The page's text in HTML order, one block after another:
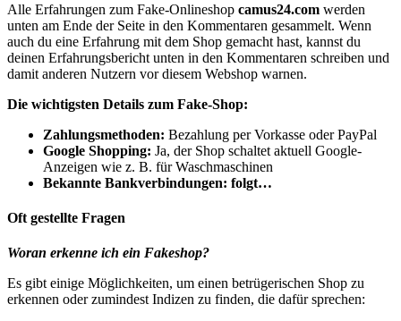
Alle Erfahrungen zum Fake-Onlineshop camus24.com werden
unten am Ende der Seite in den Kommentaren gesammelt. Wenn
auch du eine Erfahrung mit dem Shop gemacht hast, kannst du
deinen Erfahrungsbericht unten in den Kommentaren schreiben und
damit anderen Nutzern vor diesem Webshop warnen.
Die wichtigsten Details zum Fake-Shop:
Zahlungsmethoden: Bezahlung per Vorkasse oder PayPal
Google Shopping: Ja, der Shop schaltet aktuell Google-
Anzeigen wie z. B. für Waschmaschinen
Bekannte Bankverbindungen: folgt…
Oft gestellte Fragen
Woran erkenne ich ein Fakeshop?
Es gibt einige Möglichkeiten, um einen betrügerischen Shop zu
erkennen oder zumindest Indizen zu finden, die dafür sprechen: